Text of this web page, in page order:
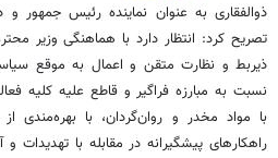
ذوالفقاری به عنوان نماینده رئیس جمهور و
تصریح کرد: انتظار دارد با هماهنگی وزیر
ذیربط و نظارت متقن و اعمال به موقع
نسبت به مبارزه فراگیر و قاطع علیه کلیه
با مواد مخدر و روان‌گردان، با بهره‌مندی
راهکارهای پیشگیرانه در مقابله با